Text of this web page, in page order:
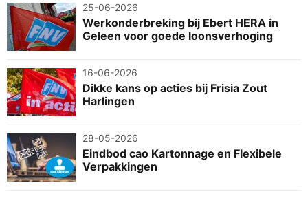
25-06-2026
Werkonderbreking bij Ebert HERA in
Geleen voor goede loonsverhoging
16-06-2026
Dikke kans op acties bij Frisia Zout
Harlingen
28-05-2026
Eindbod cao Kartonnage en Flexibele
Verpakkingen